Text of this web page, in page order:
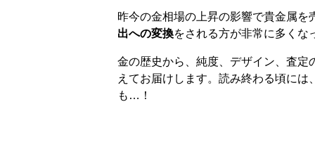
昨今の金相場の上昇の影響で貴金属
出への変換をされる方が非常に多くな
金の歴史から、純度、デザイン、査
えてお届けします。読み終わる頃に
も…！